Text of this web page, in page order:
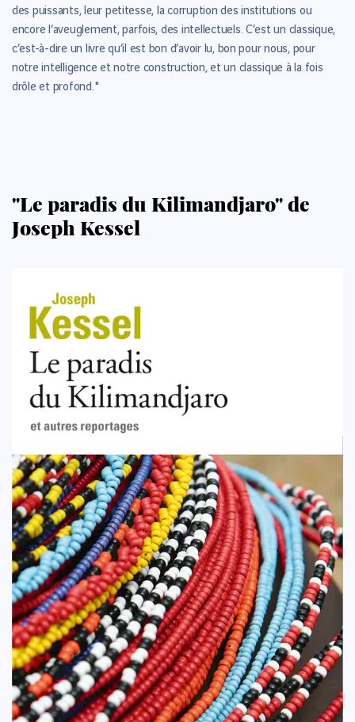
des puissants, leur petitesse, la corruption des institutions ou
encore l’aveuglement, parfois, des intellectuels. C’est un classique,
c’est-à-dire un livre qu’il est bon d’avoir lu, bon pour nous, pour
notre intelligence et notre construction, et un classique à la fois
drôle et profond."
"Le paradis du Kilimandjaro" de
Joseph Kessel